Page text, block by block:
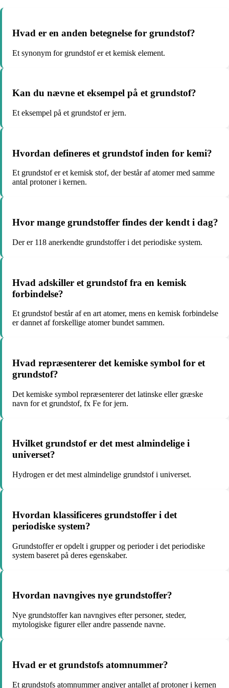
Hvad er en anden betegnelse for grundstof?
Et synonym for grundstof er et kemisk element.
Kan du nævne et eksempel på et grundstof?
Et eksempel på et grundstof er jern.
Hvordan defineres et grundstof inden for kemi?
Et grundstof er et kemisk stof, der består af atomer med samme
antal protoner i kernen.
Hvor mange grundstoffer findes der kendt i dag?
Der er 118 anerkendte grundstoffer i det periodiske system.
Hvad adskiller et grundstof fra en kemisk
forbindelse?
Et grundstof består af en art atomer, mens en kemisk forbindelse
er dannet af forskellige atomer bundet sammen.
Hvad repræsenterer det kemiske symbol for et
grundstof?
Det kemiske symbol repræsenterer det latinske eller græske
navn for et grundstof, fx Fe for jern.
Hvilket grundstof er det mest almindelige i
universet?
Hydrogen er det mest almindelige grundstof i universet.
Hvordan klassificeres grundstoffer i det
periodiske system?
Grundstoffer er opdelt i grupper og perioder i det periodiske
system baseret på deres egenskaber.
Hvordan navngives nye grundstoffer?
Nye grundstoffer kan navngives efter personer, steder,
mytologiske figurer eller andre passende navne.
Hvad er et grundstofs atomnummer?
Et grundstofs atomnummer angiver antallet af protoner i kernen